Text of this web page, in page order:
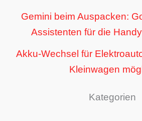
Gemini beim Auspacken:
Assistenten für die
Akku-Wechsel für
Kleinwagen
Kategorien